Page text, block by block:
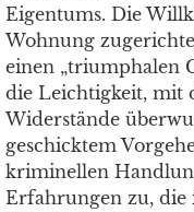
Eigentums. Die
Wohnung
einen „triumphalen
die Leichtigkeit, mit
Widerstände
geschicktem
kriminellen
Erfahrungen zu,